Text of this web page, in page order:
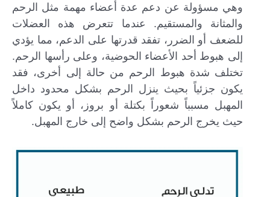
وهي مسؤولة عن دعم عدة أعضاء مهمة مثل الرحم
والمثانة والمستقيم. عندما تتعرض هذه العضلات
للضعف أو الضرر، تفقد قدرتها على الدعم، مما يؤدي
إلى هبوط أحد الأعضاء الحوضية، وعلى رأسها الرحم.
تختلف شدة هبوط الرحم من حالة إلى أخرى، فقد
يكون جزئياً بحيث ينزل الرحم بشكل محدود داخل
المهبل مسبباً شعوراً بكتلة أو بروز، أو يكون كاملاً
حيث يخرج الرحم بشكل واضح إلى خارج المهبل.